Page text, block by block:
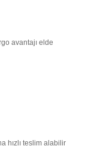
avantajı elde
hızlı teslim alabilir